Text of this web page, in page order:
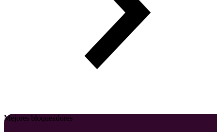
Mejores bloqueadores